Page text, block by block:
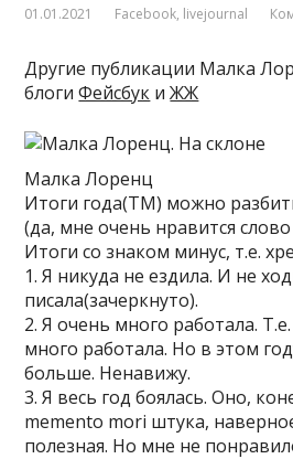
01.01.2021 Facebook, livejournal
Другие публикации Малка
блогиФейсбук иЖЖ
Малка Лоренц
Итоги года(ТМ) можно
(да, мне очень нравится слово
Итоги со знаком минус, т.е.
1. Я никуда не ездила. И не
писала(зачеркнуто).
2. Я очень много работала.
много работала. Но в этом
больше. Ненавижу.
3. Я весь год боялась. Оно,
memento mori штука,
полезная. Но мне не